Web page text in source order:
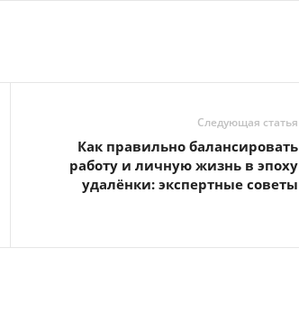
Следующая статья
Как правильно балансировать
работу и личную жизнь в эпоху
удалёнки: экспертные советы